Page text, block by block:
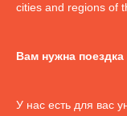
cities and regions of
Вам нужна
У нас есть для вас